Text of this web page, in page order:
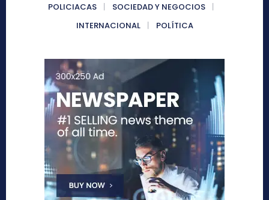
POLICIACAS
SOCIEDAD Y NEGOCIOS
INTERNACIONAL
POLÍTICA